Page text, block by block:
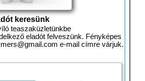
keresünk
teaszaküzletünkbe
eladót felveszünk. Fényképes
e-mail címre várjuk.